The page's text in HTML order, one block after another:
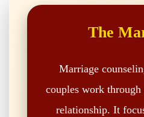
The
Marriage
couples work
relationship. It